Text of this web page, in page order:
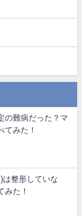
の難病だった？マ
てみた！
は整形していな
みた！